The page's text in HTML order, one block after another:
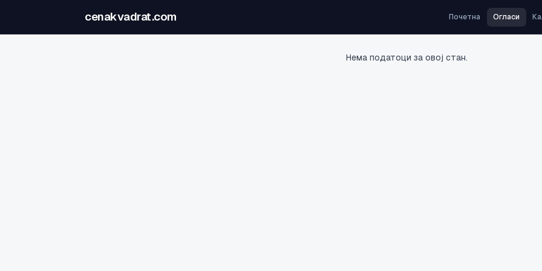
cenakvadrat.com Почетна Огласи
Нема податоци за овој стан.